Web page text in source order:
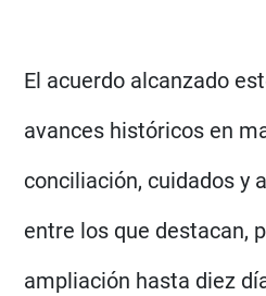
El acuerdo alcanzado
avances históricos en
conciliación, cuidados y
entre los que destacan,
ampliación hasta diez